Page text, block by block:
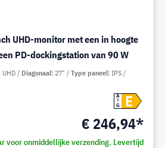
UHD-monitor met een in hoogte
PD-dockingstation van 90 W
A
G
E
€ 246,94*
voor onmiddellijke verzending. Levertijd
UHD Diagonaal 27" Type paneel IPS